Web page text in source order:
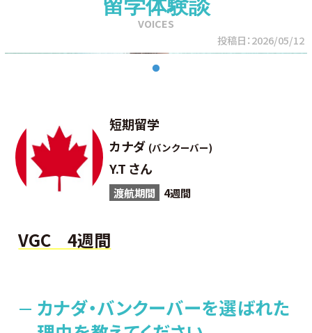
留学体験談
VOICES
投稿日：2026/05/12
短期留学
カナダ (バンクーバー)
Y.T さん
渡航期間 4週間
VGC 4週間
カナダ・バンクーバーを選ばれた